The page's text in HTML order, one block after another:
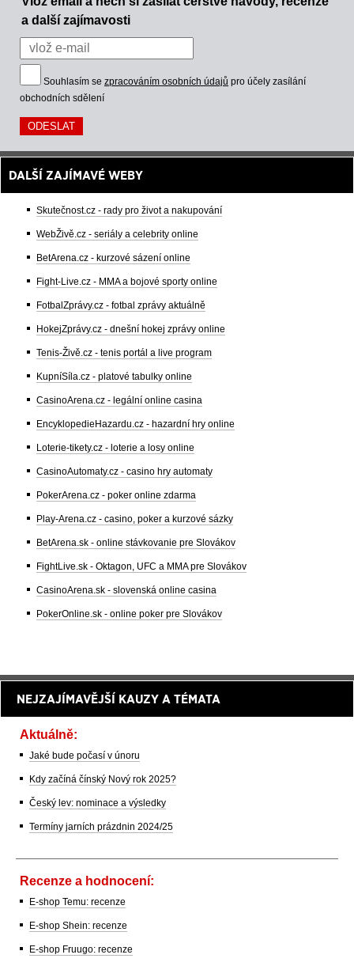
a další zajímavosti
Souhlasím se zpracováním osobních údajů pro účely zasílání
obchodních sdělení
DALŠÍ ZAJÍMAVÉ WEBY
Skutečnost.cz - rady pro život a nakupování
WebŽivě.cz - seriály a celebrity online
BetArena.cz - kurzové sázení online
Fight-Live.cz - MMA a bojové sporty online
FotbalZprávy.cz - fotbal zprávy aktuálně
HokejZprávy.cz - dnešní hokej zprávy online
Tenis-Živě.cz - tenis portál a live program
KupníSíla.cz - platové tabulky online
CasinoArena.cz - legální online casina
EncyklopedieHazardu.cz - hazardní hry online
Loterie-tikety.cz - loterie a losy online
CasinoAutomaty.cz - casino hry automaty
PokerArena.cz - poker online zdarma
Play-Arena.cz - casino, poker a kurzové sázky
BetArena.sk - online stávkovanie pre Slovákov
FightLive.sk - Oktagon, UFC a MMA pre Slovákov
CasinoArena.sk - slovenská online casina
PokerOnline.sk - online poker pre Slovákov
NEJZAJÍMAVĚJŠÍ KAUZY A TÉMATA
Aktuálně:
Jaké bude počasí v únoru
Kdy začíná čínský Nový rok 2025?
Český lev: nominace a výsledky
Termíny jarních prázdnin 2024/25
Recenze a hodnocení:
E-shop Temu: recenze
E-shop Shein: recenze
E-shop Fruugo: recenze